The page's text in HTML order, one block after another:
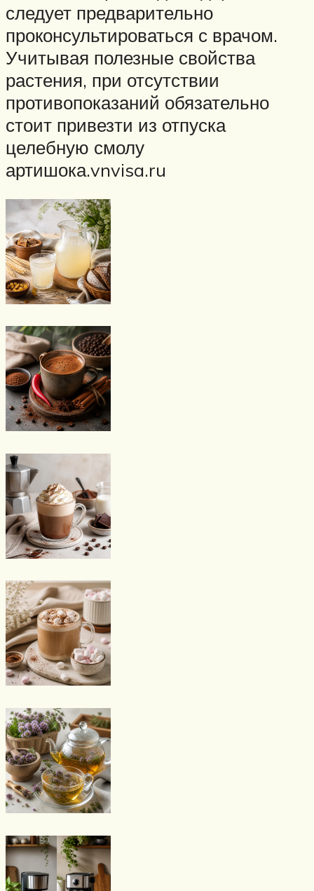
следует предварительно
проконсультироваться с врачом.
Учитывая полезные свойства
растения, при отсутствии
противопоказаний обязательно
стоит привезти из отпуска
целебную смолу
артишока.vnvisa.ru